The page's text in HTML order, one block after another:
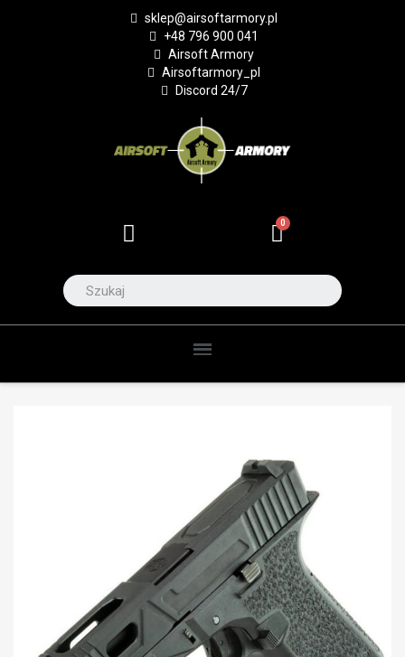
sklep@airsoftarmory.pl
+48 796 900 041
Airsoft Armory
Airsoftarmory_pl
Discord 24/7